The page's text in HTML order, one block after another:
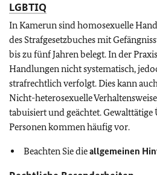
LGBTIQ
In Kamerun sind homosexuelle
des Strafgesetzbuches mit
bis zu fünf Jahren belegt. In der
Handlungen nicht systematisch,
strafrechtlich verfolgt.Dies kann
Nicht-heterosexuelle
tabuisiert und geächtet.
Personen kommen häufig vor.
Beachten Sie dieallgemeinen